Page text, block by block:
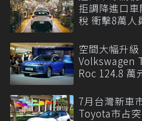
拒調降進口
稅 衝擊8萬人
空間大幅升
Volkswagen
Roc 124.8 萬
7月台灣新車
Toyota市占